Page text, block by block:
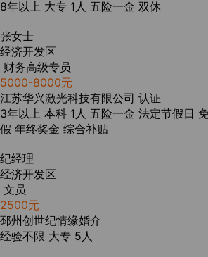
8年以上 大专 1人 五险一金 双休
张女士
经济开发区
财务高级专员
5000-8000元
江苏华兴激光科技有限公司 认证
3年以上 本科 1人 五险一金 法定节假日
假 年终奖金 综合补贴
纪经理
经济开发区
文员
2500元
邳州创世纪情缘婚介
经验不限 大专 5人